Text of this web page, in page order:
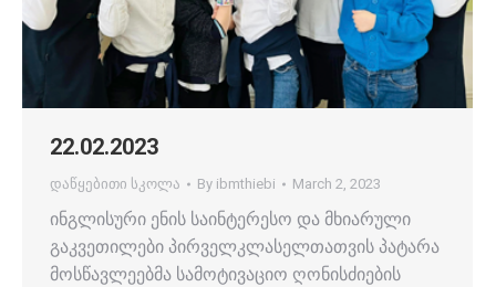
22.02.2023
დაწყებითი სკოლა By ibmthiebi March 2, 2023
ინგლისური ენის საინტერესო და მხიარული
გაკვეთილები პირველკლასელთათვის პატარა
მოსწავლეებმა სამოტივაციო ღონისძიების